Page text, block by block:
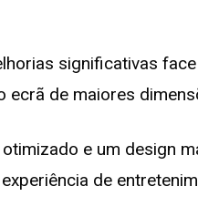
significativas
de maiores
e um design
de